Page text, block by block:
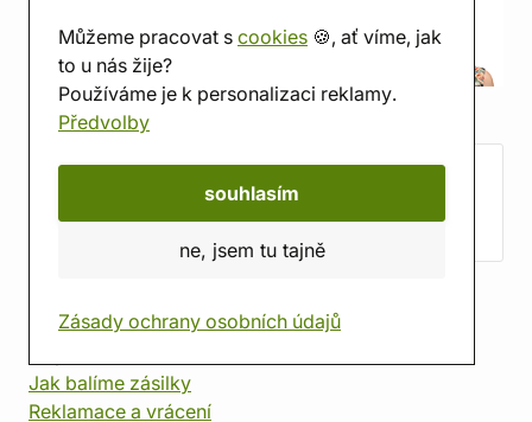
Můžeme pracovat s cookies 🍪, ať víme, jak
to u nás žije?
Používáme je k personalizaci reklamy.
Předvolby
souhlasím
ne, jsem tu tajně
Zásady ochrany osobních údajů
info@imago.cz
Discord
WhatsApp
Přidej se na Discord!
Všechno o nákupu
Jak balíme zásilky
Reklamace a vrácení